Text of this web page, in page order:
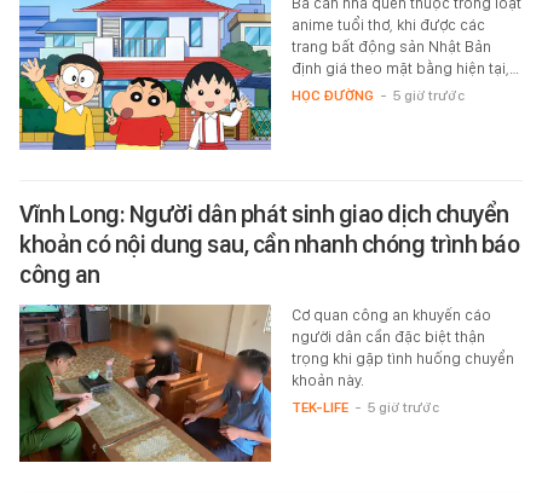
anime tuổi thơ, khi được các
trang bất động sản Nhật Bản
định giá theo mặt bằng hiện tại,…
HỌC ĐƯỜNG - 5 giờ trước
Vĩnh Long: Người dân phát sinh giao dịch chuyển
khoản có nội dung sau, cần nhanh chóng trình báo
công an
Cơ quan công an khuyến cáo
người dân cần đặc biệt thận
trọng khi gặp tình huống chuyển
khoản này.
TEK-LIFE - 5 giờ trước